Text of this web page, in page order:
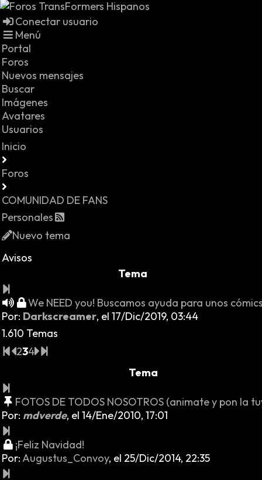
Conectar usuario
Menú
Portal
Foros
Nuevos mensajes
Buscar
Imágenes
Avatares
Usuarios
Inicio
Foros
COMUNIDAD DE FANS
Personales
Nuevo tema
Avisos
Tema
We NEED you! Buscamos ayuda para unos
Por: Darkscreamer, el 17/Dic/2019, 03:44
1.610 Temas
234
Tema
FOTOS DE TODOS NOSOTROS (animate y pon la
Por: mdverde, el 14/Ene/2010, 17:01
¡Feliz Navidad!
Por:Augustus_Convoy, el 25/Dic/2014, 22:35